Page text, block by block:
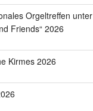
Orgeltreffen unter
Friends“ 2026
Kirmes 2026